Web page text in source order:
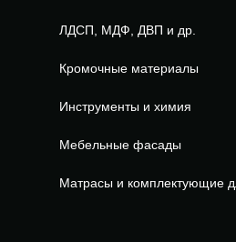
ЛДСП, МДФ, ДВП и др.
Кромочные материалы
Инструменты и химия
Мебельные фасады
Матрасы и комплектующие